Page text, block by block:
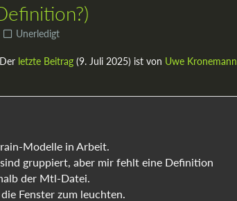
Unerledigt
letzte Beitrag (9. Juli 2025) ist von Uwe Kronemann
Modelle in Arbeit.
gruppiert, aber mir fehlt eine Definition
der Mtl-Datei.
Fenster zum leuchten.